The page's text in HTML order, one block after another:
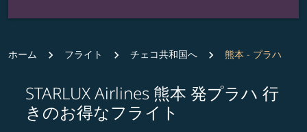
ホーム フライト チェコ共和国へ 熊本 - プラハ
STARLUX Airlines 熊本 発プラハ 行
きのお得なフライト
ルート (出発地および/または目的地) を更新するか、以